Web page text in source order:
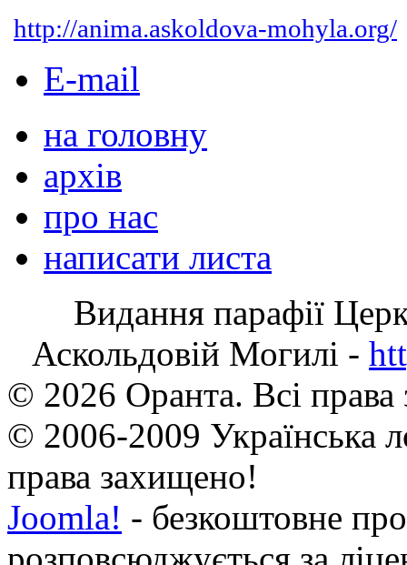
http://anima.askoldova-mohyla.org/
E-mail
на головну
архів
про нас
написати листа
Видання парафії
Аскольдовій Могилі -
© 2026 Оранта. Всі
© 2006-2009 Українська
права захищено!
Joomla! - безкоштовне